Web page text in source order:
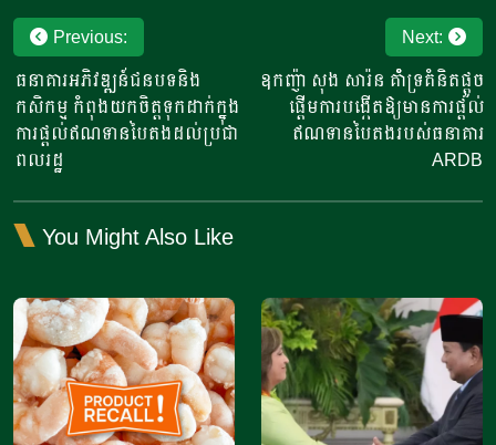
Post
navigation
Previous:
ធនាគារអភិវឌ្ឍន៍ជនបទនិង
កសិកម្ម កំពុងយកចិត្តទុកដាក់ក្នុង
ការផ្តល់ឥណទានបៃតងដល់ប្រជា
ពលរដ្ឋ
Next:
ឧកញ៉ា សុង សារ៉ន គំាំទ្រគំនិតផ្តួច
ផ្តើមការបង្កើតឱ្យមានការផ្តល់
ឥណទានបៃតងរបស់ធនាគារ
ARDB
You Might Also Like